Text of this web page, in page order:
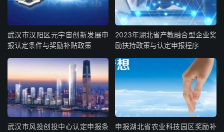
武汉市汉阳区元宇宙创新发展申
报认定条件与奖励补贴政策
2023年湖北省产教融合型企业奖
励扶持政策与认定申报程序
武汉市风投创投中心认定申报条
申报湖北省农业科技园区奖励补